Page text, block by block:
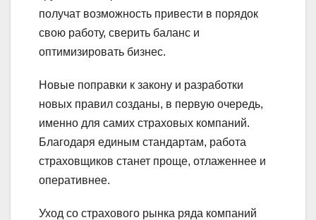
получат возможность привести в порядок
свою работу, сверить баланс и
оптимизировать бизнес.
Новые поправки к закону и разработки
новых правил созданы, в первую очередь,
именно для самих страховых компаний.
Благодаря единым стандартам, работа
страховщиков станет проще, отлаженнее и
оперативнее.
Уход со страхового рынка ряда компаний